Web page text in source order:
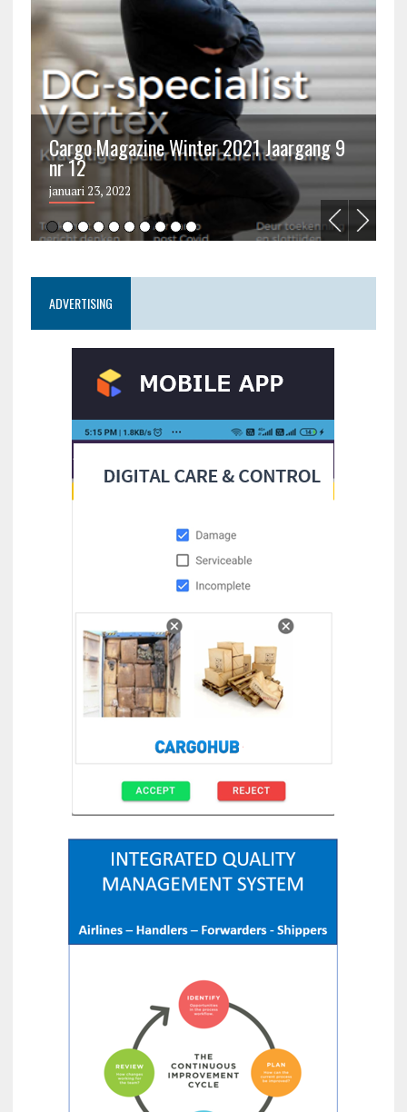
Cargo Magazine Winter 2021 Jaargang 9
nr 12
januari 23, 2022
ADVERTISING